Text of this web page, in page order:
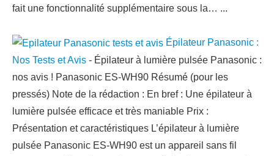
fait une fonctionnalité supplémentaire sous la… ...
Épilateur Panasonic :
Nos Tests et Avis - Épilateur à lumière pulsée Panasonic :
nos avis ! Panasonic ES-WH90 Résumé (pour les
pressés) Note de la rédaction : En bref : Une épilateur à
lumière pulsée efficace et très maniable Prix :
Présentation et caractéristiques L’épilateur à lumière
pulsée Panasonic ES-WH90 est un appareil sans fil